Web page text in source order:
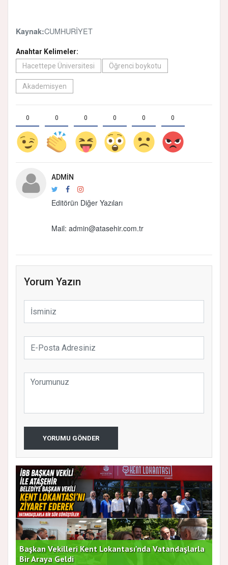
Kaynak:CUMHURİYET
Anahtar Kelimeler:
Hacettepe Üniversitesi
Öğrenci boykotu
Akademisyen
0 0 0 0 0 0
ADMIN
Editörün Diğer Yazıları
Mail: admin@atasehir.com.tr
Yorum Yazın
YORUMU GÖNDER
Başkan Vekilleri Kent Lokantası'nda Vatandaşlarla
Bir Araya Geldi